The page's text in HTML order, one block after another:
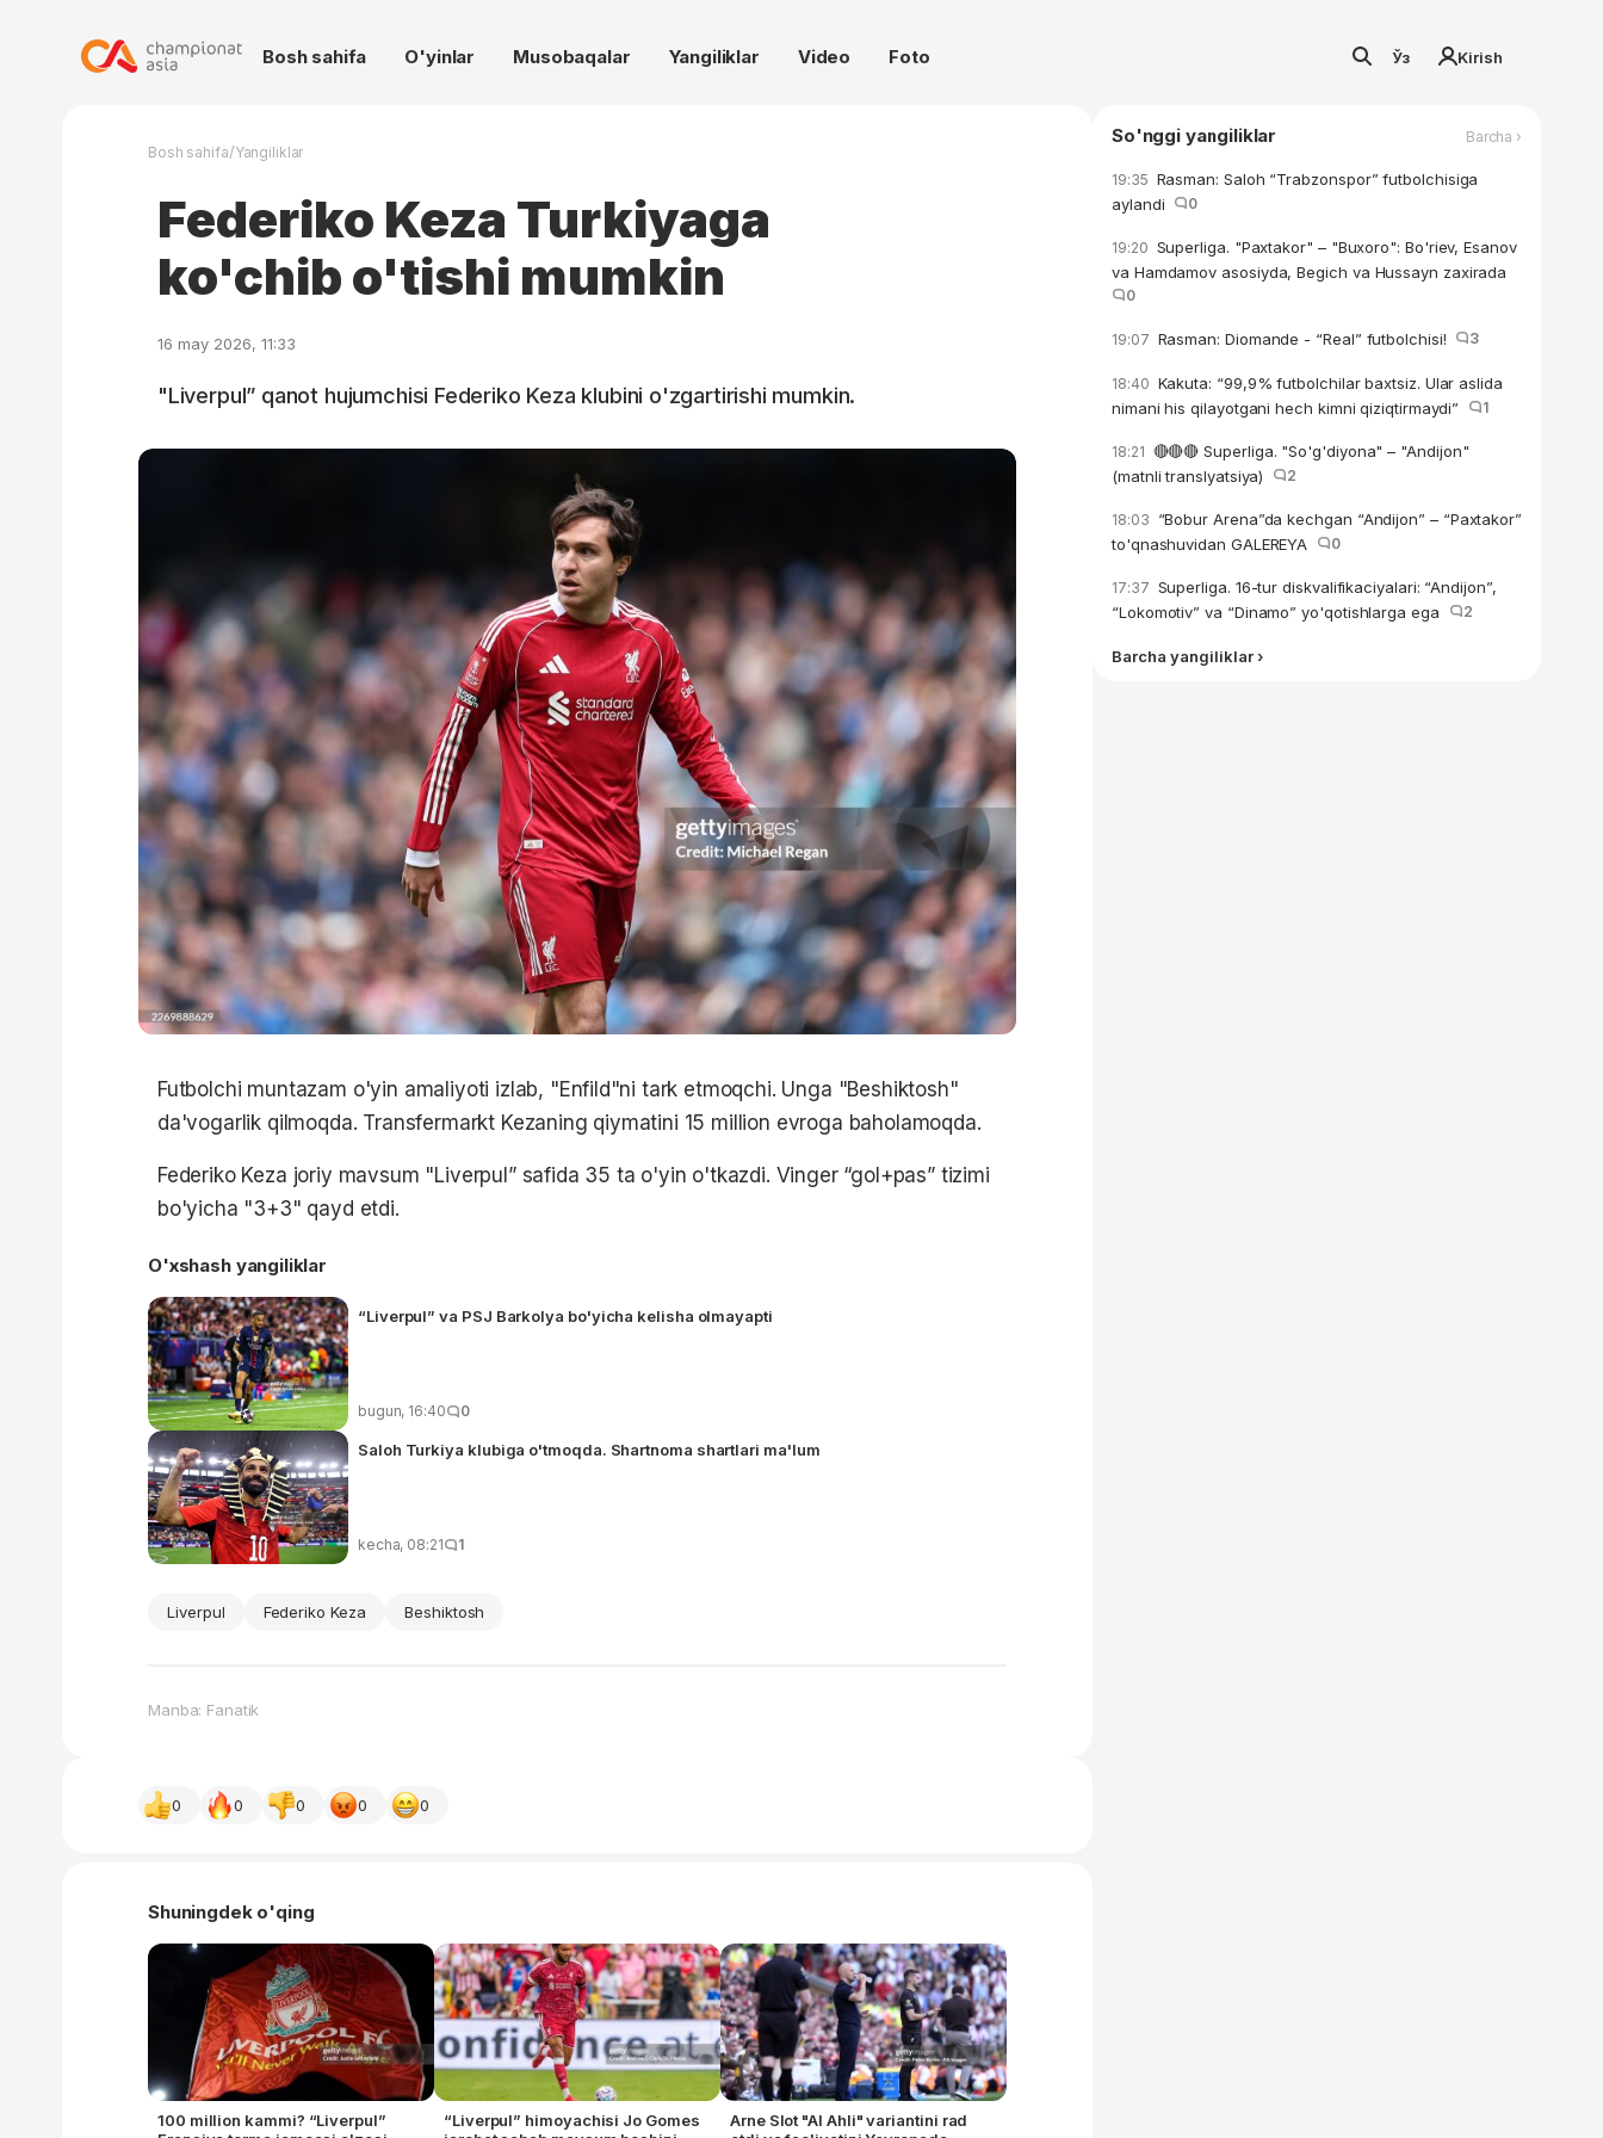
Bosh sahifa O'yinlar Musobaqalar Yangiliklar Video Foto Ўз Kirish
Bosh sahifa/Yangiliklar
Federiko Keza Turkiyaga
ko'chib o'tishi mumkin
16 may 2026, 11:33
"Liverpul” qanot hujumchisi Federiko Keza klubini o'zgartirishi mumkin.
Futbolchi muntazam o'yin amaliyoti izlab, "Enfild"ni tark etmoqchi. Unga "Beshiktosh"
da'vogarlik qilmoqda. Transfermarkt Kezaning qiymatini 15 million evroga baholamoqda.
Federiko Keza joriy mavsum "Liverpul” safida 35 ta o'yin o'tkazdi. Vinger “gol+pas” tizimi
bo'yicha "3+3" qayd etdi.
O'xshash yangiliklar
“Liverpul” va PSJ Barkolya bo'yicha kelisha olmayapti
bugun, 16:40 0
Saloh Turkiya klubiga o'tmoqda. Shartnoma shartlari ma'lum
kecha, 08:21 1
Liverpul Federiko Keza Beshiktosh
Manba: Fanatik
0 0 0 0 0
Shuningdek o'qing
100 million kammi? “Liverpul”
“Liverpul” himoyachisi Jo Gomes
Arne Slot "Al Ahli" variantini rad
So'nggi yangiliklar Barcha ›
19:35 Rasman: Saloh “Trabzonspor” futbolchisiga
aylandi
0
19:20 Superliga. "Paxtakor" – "Buxoro": Bo'riev, Esanov
va Hamdamov asosiyda, Begich va Hussayn zaxirada
0
19:07 Rasman: Diomande - “Real” futbolchisi! 3
18:40 Kakuta: “99,9% futbolchilar baxtsiz. Ular aslida
nimani his qilayotgani hech kimni qiziqtirmaydi”
1
18:21 🔴🔴🔴 Superliga. "So'g'diyona" – "Andijon"
(matnli translyatsiya)
2
18:03 “Bobur Arena”da kechgan “Andijon” – “Paxtakor”
to'qnashuvidan GALEREYA
0
17:37 Superliga. 16-tur diskvalifikaciyalari: “Andijon”,
“Lokomotiv” va “Dinamo” yo'qotishlarga ega
2
Barcha yangiliklar ›